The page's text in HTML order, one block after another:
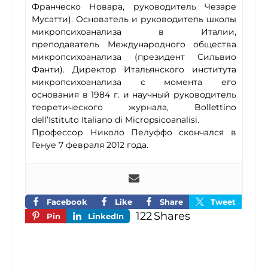
Франческо Новара, руководитель Чезаре
Мусатти). Основатель и руководитель школы
микропсихоанализа в Италии,
преподаватель Международного общества
микропсихоанализа (президент Сильвио
Фанти). Директор Итальянского института
микропсихоанализа с момента его
основания в 1984 г. и научный руководитель
теоретического журнала, Bollettino
dell’Istituto Italiano di Micropsicoanalisi.
Профессор Николо Пелуффо скончался в
Генуе 7 февраля 2012 года.
Facebook Like Share
Tweet
Pin
LinkedIn Shares
122